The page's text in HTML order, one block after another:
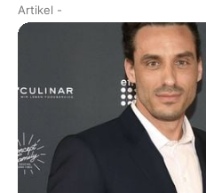
Artikel -